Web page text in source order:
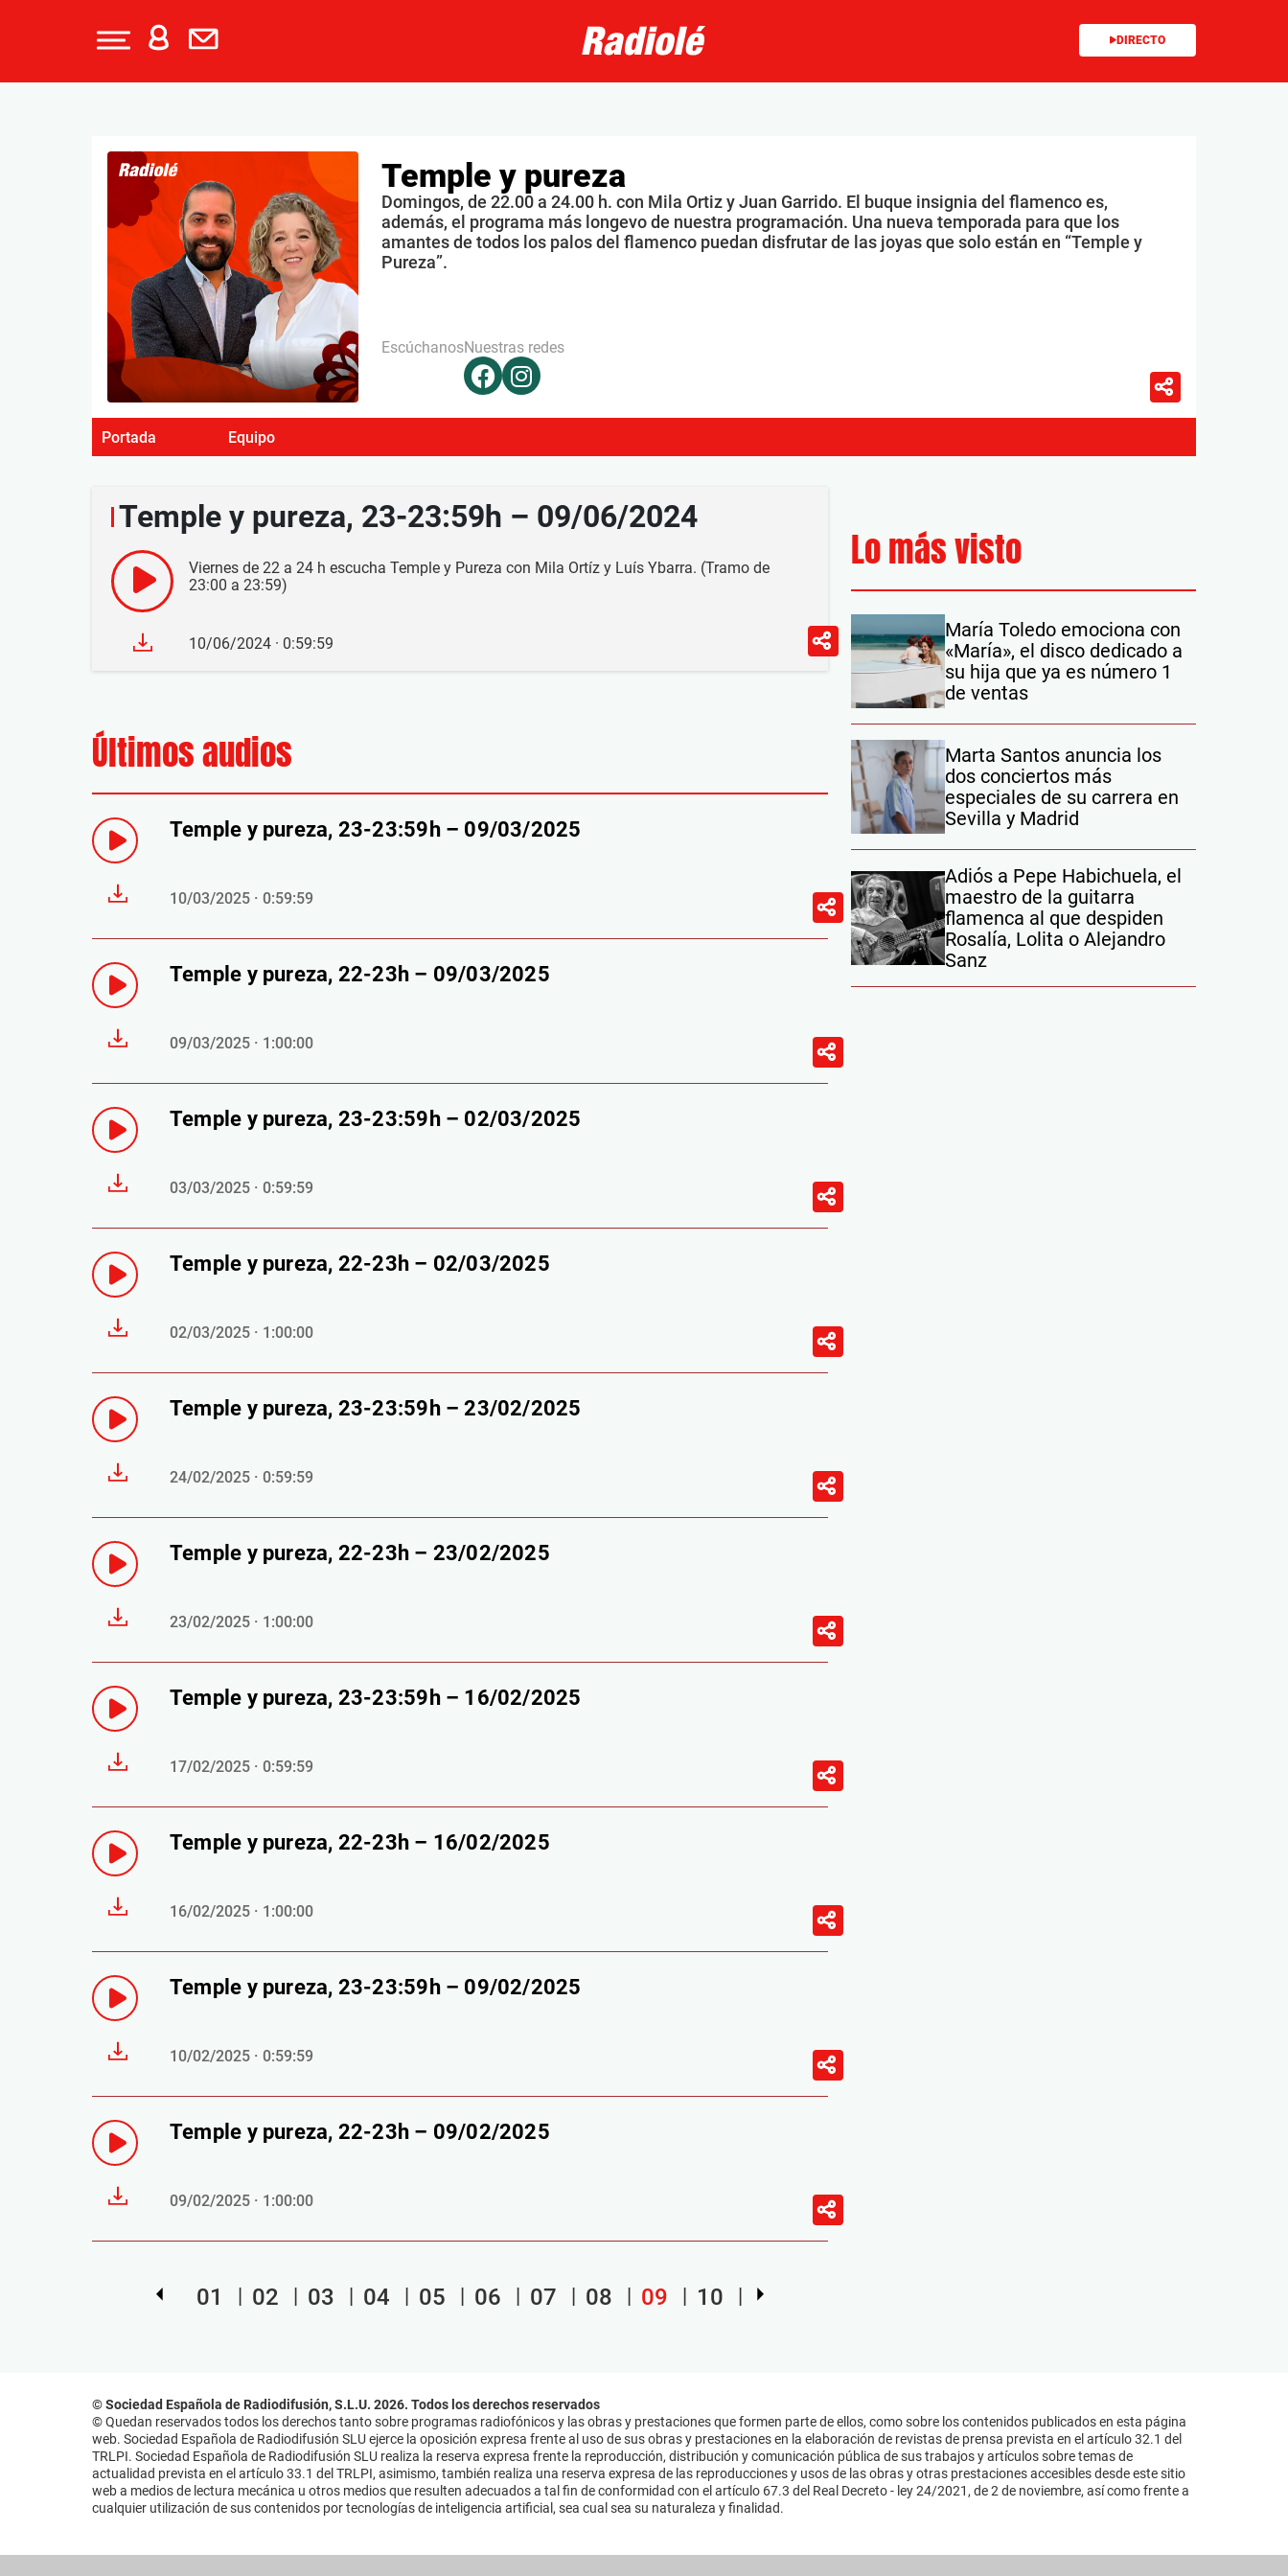
DIRECTO
Temple y pureza
Domingos, de 22.00 a 24.00 h. con Mila Ortiz y Juan Garrido. El buque insignia del flamenco es,
además, el programa más longevo de nuestra programación. Una nueva temporada para que los
amantes de todos los palos del flamenco puedan disfrutar de las joyas que solo están en “Temple y
Pureza”.
EscúchanosNuestras redes
Portada Equipo
Temple y pureza, 23-23:59h – 09/06/2024
Viernes de 22 a 24 h escucha Temple y Pureza con Mila Ortíz y Luís Ybarra. (Tramo de
23:00 a 23:59)
10/06/2024 · 0:59:59
Últimos audios
Temple y pureza, 23-23:59h – 09/03/2025
10/03/2025 · 0:59:59
Temple y pureza, 22-23h – 09/03/2025
09/03/2025 · 1:00:00
Temple y pureza, 23-23:59h – 02/03/2025
03/03/2025 · 0:59:59
Temple y pureza, 22-23h – 02/03/2025
02/03/2025 · 1:00:00
Temple y pureza, 23-23:59h – 23/02/2025
24/02/2025 · 0:59:59
Temple y pureza, 22-23h – 23/02/2025
23/02/2025 · 1:00:00
Temple y pureza, 23-23:59h – 16/02/2025
17/02/2025 · 0:59:59
Temple y pureza, 22-23h – 16/02/2025
16/02/2025 · 1:00:00
Temple y pureza, 23-23:59h – 09/02/2025
10/02/2025 · 0:59:59
Temple y pureza, 22-23h – 09/02/2025
09/02/2025 · 1:00:00
01 02 03 04 05 06 07 08 09 10
Lo más visto
María Toledo emociona con
«María», el disco dedicado a
su hija que ya es número 1
de ventas
Marta Santos anuncia los
dos conciertos más
especiales de su carrera en
Sevilla y Madrid
Adiós a Pepe Habichuela, el
maestro de la guitarra
flamenca al que despiden
Rosalía, Lolita o Alejandro
Sanz
© Sociedad Española de Radiodifusión, S.L.U. 2026. Todos los derechos reservados
© Quedan reservados todos los derechos tanto sobre programas radiofónicos y las obras y prestaciones que formen parte de ellos, como sobre los contenidos publicados en esta página
web. Sociedad Española de Radiodifusión SLU ejerce la oposición expresa frente al uso de sus obras y prestaciones en la elaboración de revistas de prensa prevista en el artículo 32.1 del
TRLPI. Sociedad Española de Radiodifusión SLU realiza la reserva expresa frente la reproducción, distribución y comunicación pública de sus trabajos y artículos sobre temas de
actualidad prevista en el artículo 33.1 del TRLPI, asimismo, también realiza una reserva expresa de las reproducciones y usos de las obras y otras prestaciones accesibles desde este sitio
web a medios de lectura mecánica u otros medios que resulten adecuados a tal fin de conformidad con el artículo 67.3 del Real Decreto - ley 24/2021, de 2 de noviembre, así como frente a
cualquier utilización de sus contenidos por tecnologías de inteligencia artificial, sea cual sea su naturaleza y finalidad.